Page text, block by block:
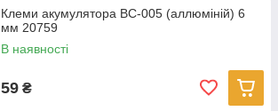
Клеми акумулятора BC-005 (аллюміній) 6
мм 20759
В наявності
59 ₴